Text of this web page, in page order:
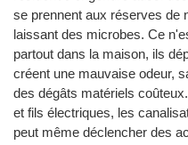
se prennent aux réserves de
laissant des microbes. Ce
partout dans la maison, ils
créent une mauvaise odeur,
des dégâts matériels
et fils électriques, les
peut même déclencher des